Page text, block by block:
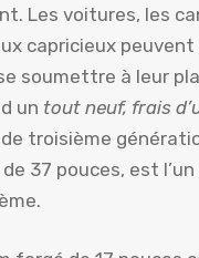
Les voitures, les
capricieux
soumettre à leur
un tout neuf, frais
troisième
37 pouces, est